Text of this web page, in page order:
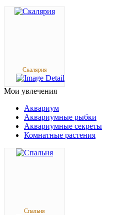
Скалярия
Мои увлечения
Аквариум
Аквариумные рыбки
Аквариумные секреты
Комнатные растения
Спальня